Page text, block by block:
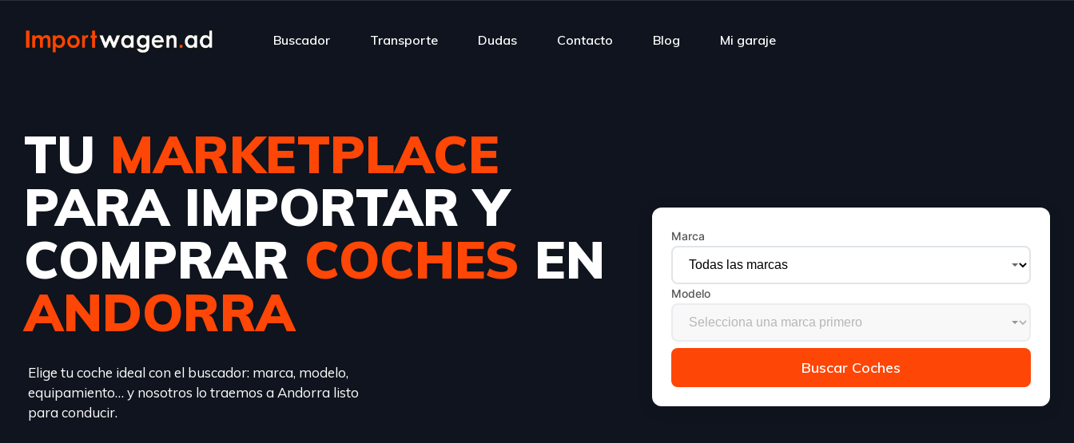
Buscador Transporte Dudas Contacto Blog Mi garaje
TU MARKETPLACE
PARA IMPORTAR Y
COMPRAR COCHES EN
ANDORRA
Elige tu coche ideal con el buscador: marca, modelo,
equipamiento… y nosotros lo traemos a Andorra listo
para conducir.
Marca
Modelo
Buscar Coches